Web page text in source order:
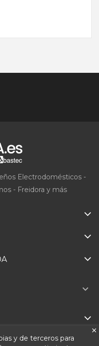
Electrodomésticos -
- Freidora y más
y de terceros para
